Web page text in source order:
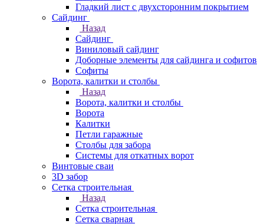
Гладкий лист с двухсторонним покрытием
Сайдинг
Назад
Сайдинг
Виниловый сайдинг
Доборные элементы для сайдинга и софитов
Софиты
Ворота, калитки и столбы
Назад
Ворота, калитки и столбы
Ворота
Калитки
Петли гаражные
Столбы для забора
Системы для откатных ворот
Винтовые сваи
3D забор
Сетка строительная
Назад
Сетка строительная
Сетка сварная